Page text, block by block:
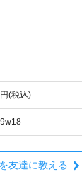
(税込)
友達に教える